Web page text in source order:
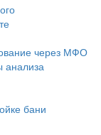
через МФО
анализа
бани